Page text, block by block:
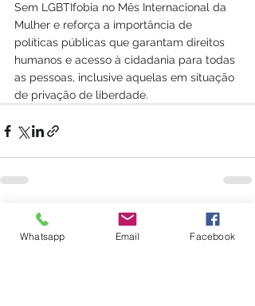
Sem LGBTIfobia no Mês Internacional da
Mulher e reforça a importância de
políticas públicas que garantam direitos
humanos e acesso à cidadania para todas
as pessoas, inclusive aquelas em situação
de privação de liberdade.
Posts recentes Ver tudo
Whatsapp Email Facebook